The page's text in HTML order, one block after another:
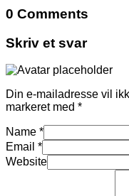
0 Comments
Skriv et svar
Din e-mailadresse vil
markeret med *
Name *
Email *
Website